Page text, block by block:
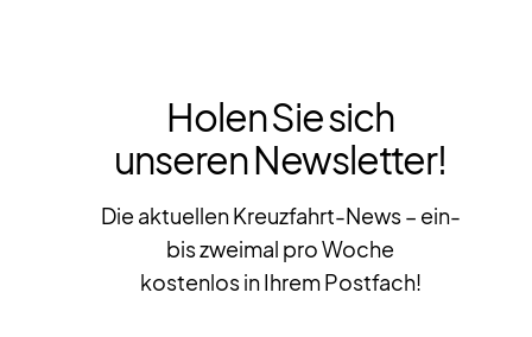
Holen Sie sich
unseren Newsletter!
Die aktuellen Kreuzfahrt-News – ein-
bis zweimal pro Woche
kostenlos in Ihrem Postfach!